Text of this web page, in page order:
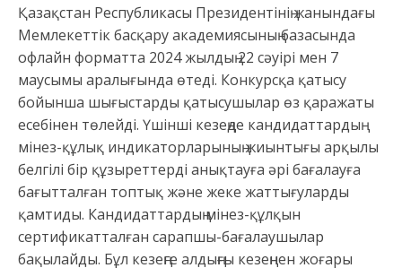
Қазақстан Республикасы Президентінің жанындағы
Мемлекеттік басқару академиясының базасында
офлайн форматта 2024 жылдың 22 сәуірі мен 7
маусымы аралығында өтеді. Конкурсқа қатысу
бойынша шығыстарды қатысушылар өз қаражаты
есебінен төлейді. Үшінші кезеңде кандидаттардың
мінез-құлық индикаторларының жиынтығы арқылы
белгілі бір құзыреттерді анықтауға әрі бағалауға
бағытталған топтық және жеке жаттығуларды
қамтиды. Кандидаттардың мінез-құлқын
сертификатталған сарапшы-бағалаушылар
бақылайды. Бұл кезеңге алдыңғы кезеңнен жоғары